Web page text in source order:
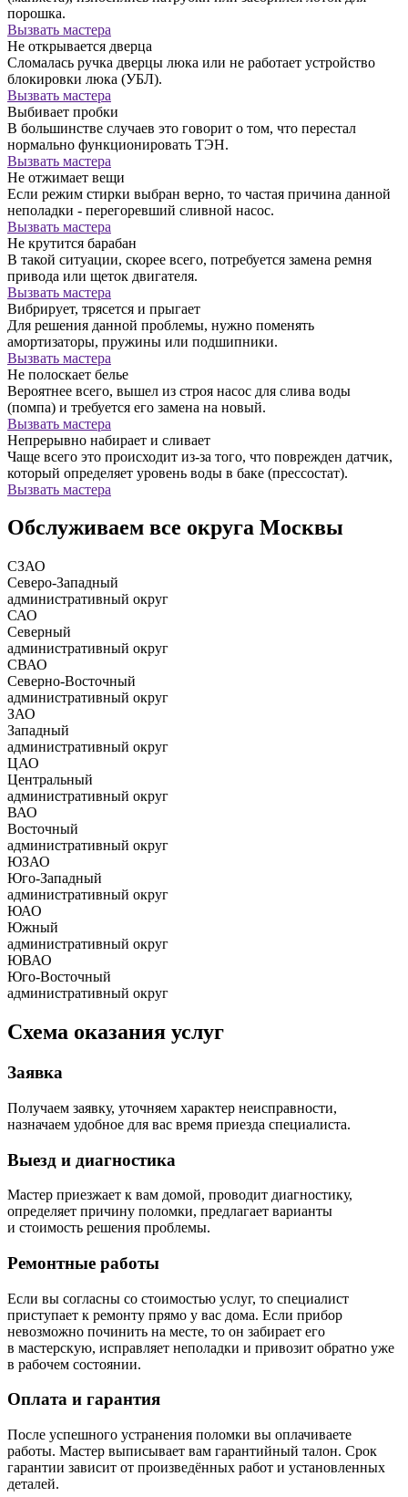
порошка.
Вызвать мастера
Не открывается дверца
Сломалась ручка дверцы люка или не работает устройство
блокировки люка (УБЛ).
Вызвать мастера
Выбивает пробки
В большинстве случаев это говорит о том, что перестал
нормально функционировать ТЭН.
Вызвать мастера
Не отжимает вещи
Если режим стирки выбран верно, то частая причина данной
неполадки - перегоревший сливной насос.
Вызвать мастера
Не крутится барабан
В такой ситуации, скорее всего, потребуется замена ремня
привода или щеток двигателя.
Вызвать мастера
Вибрирует, трясется и прыгает
Для решения данной проблемы, нужно поменять
амортизаторы, пружины или подшипники.
Вызвать мастера
Не полоскает белье
Вероятнее всего, вышел из строя насос для слива воды
(помпа) и требуется его замена на новый.
Вызвать мастера
Непрерывно набирает и сливает
Чаще всего это происходит из-за того, что поврежден датчик,
который определяет уровень воды в баке (прессостат).
Вызвать мастера
Обслуживаем все округа Москвы
СЗАО
Северо-Западный
административный округ
САО
Северный
административный округ
СВАО
Северно-Восточный
административный округ
ЗАО
Западный
административный округ
ЦАО
Центральный
административный округ
ВАО
Восточный
административный округ
ЮЗАО
Юго-Западный
административный округ
ЮАО
Южный
административный округ
ЮВАО
Юго-Восточный
административный округ
Схема оказания услуг
Заявка
Получаем заявку, уточняем характер неисправности,
назначаем удобное для вас время приезда специалиста.
Выезд и диагностика
Мастер приезжает к вам домой, проводит диагностику,
определяет причину поломки, предлагает варианты
и стоимость решения проблемы.
Ремонтные работы
Если вы согласны со стоимостью услуг, то специалист
приступает к ремонту прямо у вас дома. Если прибор
невозможно починить на месте, то он забирает его
в мастерскую, исправляет неполадки и привозит обратно уже
в рабочем состоянии.
Оплата и гарантия
После успешного устранения поломки вы оплачиваете
работы. Мастер выписывает вам гарантийный талон. Срок
гарантии зависит от произведённых работ и установленных
деталей.